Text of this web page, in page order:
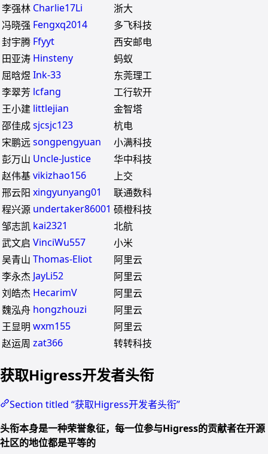
李强林 Charlie17Li
浙大
冯晓强 Fengxq2014
多飞科技
封宇腾 Ffyyt
西安邮电
田亚涛 Hinsteny
蚂蚁
屈晗煜 Ink-33
东莞理工
李翠芳 lcfang
工行软开
王小建 littlejian
金智塔
邵佳成sjcsjc123
杭电
宋鹏远 songpengyuan
小满科技
彭万山 Uncle-Justice
华中科技
赵伟基vikizhao156
上交
邢云阳 xingyunyang01
联通数科
程兴源 undertaker86001 硕橙科技
邹志凯 kai2321
北航
武文启 VinciWu557
小米
吴青山 Thomas-Eliot
阿里云
李永杰 JayLi52
阿里云
刘皓杰 HecarimV
阿里云
魏泓舟 hongzhouzi
阿里云
王显明 wxm155
阿里云
赵运周 zat366 转转科技
获取Higress开发者头衔
Section titled “获取Higress开发者头衔”
头衔本身是一种荣誉象征，每一位参与Higress的贡献者在开源
社区的地位都是平等的